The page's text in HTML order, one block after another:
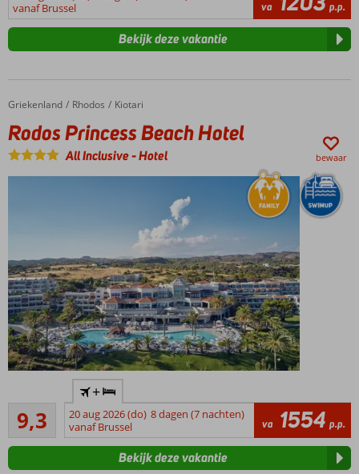
vanaf Brussel
va p.p.
Bekijk deze vakantie
Home
Griekenland Rhodos Kiotari
Rodos Princess Beach Hotel
Rodos Princess Beach Hotel
All Inclusive-Hotel bewaar
genieten
Moderne
en ruime
9,3
Uitstekend
3
beoordelingen
+
20 aug 2026 (do) 8 dagen (7 nachten)
vanaf Brussel
va 1554 p.p.
Bekijk deze vakantie